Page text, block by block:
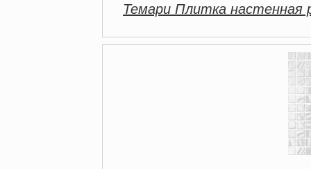
Темари Плитка настенная